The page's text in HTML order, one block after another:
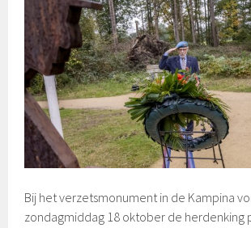
Bij het verzetsmonument in de Kampina
zondagmiddag 18 oktober de herdenking